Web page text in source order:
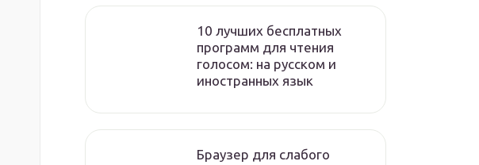
10 лучших бесплатных
программ для чтения
голосом: на русском и
иностранных язык
Браузер для слабого